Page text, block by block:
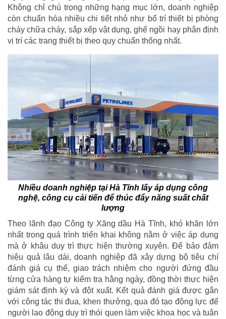
Không chỉ chú trọng những hạng mục lớn, doanh nghiệp
còn chuẩn hóa nhiều chi tiết nhỏ như bố trí thiết bị phòng
cháy chữa cháy, sắp xếp vật dụng, ghế ngồi hay phân định
vị trí các trang thiết bị theo quy chuẩn thống nhất.
Nhiều doanh nghiệp tại Hà Tĩnh lấy áp dụng công
nghệ, công cụ cải tiến để thúc đẩy năng suất chất
lượng
Theo lãnh đạo Công ty Xăng dầu Hà Tĩnh, khó khăn lớn
nhất trong quá trình triển khai không nằm ở việc áp dụng
mà ở khâu duy trì thực hiện thường xuyên. Để bảo đảm
hiệu quả lâu dài, doanh nghiệp đã xây dựng bộ tiêu chí
đánh giá cụ thể, giao trách nhiệm cho người đứng đầu
từng cửa hàng tự kiểm tra hằng ngày, đồng thời thực hiện
giám sát định kỳ và đột xuất. Kết quả đánh giá được gắn
với công tác thi đua, khen thưởng, qua đó tạo động lực để
người lao động duy trì thói quen làm việc khoa học và tuân